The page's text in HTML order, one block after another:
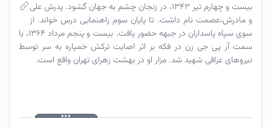
بیست و چهارم تیر ۱۳۴۳، در زنجان چشم به جهان گشود. پدرش علی
و مادرش،عصمت نام داشت. تا پایان سوم راهنمایی درس خواند. از
سوی سپاه پاسداران در جبهه حضور یافت. بیست و پنجم مرداد ۱۳۶۴، با
سمت آر پی جی زن در فکه بر اثر اصابت ترکش خمپاره به سر توسط
نیروهای عراقی شهید شد. مزار او در بهشت زهرای تهران واقع است.